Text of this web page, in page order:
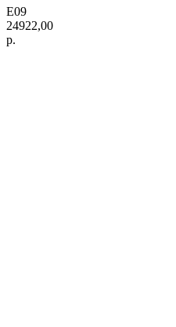
E09
24922,00
р.